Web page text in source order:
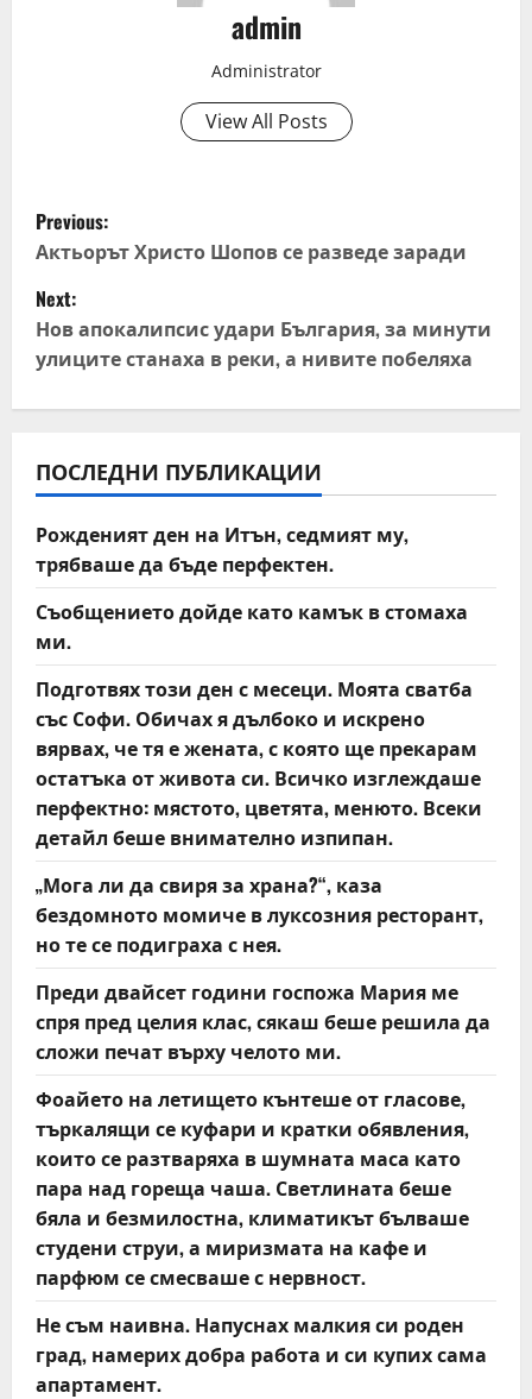
admin
Administrator
View All Posts
P
o
s
t
n
a
v
i
g
a
t
i
o
n
Previous:
Актьорът Христо Шопов се разведе заради
Next:
Нов апокалипсис удари България, за минути
улиците станаха в реки, а нивите побеляха
ПОСЛЕДНИ ПУБЛИКАЦИИ
Рожденият ден на Итън, седмият му,
трябваше да бъде перфектен.
Съобщението дойде като камък в стомаха
ми.
Подготвях този ден с месеци. Моята сватба
със Софи. Обичах я дълбоко и искрено
вярвах, че тя е жената, с която ще прекарам
остатъка от живота си. Всичко изглеждаше
перфектно: мястото, цветята, менюто. Всеки
детайл беше внимателно изпипан.
„Мога ли да свиря за храна?“, каза
бездомното момиче в луксозния ресторант,
но те се подиграха с нея.
Преди двайсет години госпожа Мария ме
спря пред целия клас, сякаш беше решила да
сложи печат върху челото ми.
Фоайето на летището кънтеше от гласове,
търкалящи се куфари и кратки обявления,
които се разтваряха в шумната маса като
пара над гореща чаша. Светлината беше
бяла и безмилостна, климатикът бълваше
студени струи, а миризмата на кафе и
парфюм се смесваше с нервност.
Не съм наивна. Напуснах малкия си роден
град, намерих добра работа и си купих сама
апартамент.